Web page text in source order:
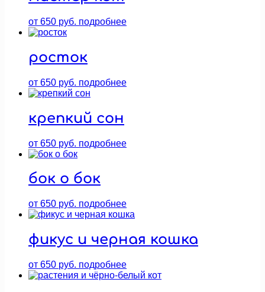
от 650 руб. подробнее
росток
от 650 руб. подробнее
крепкий сон
от 650 руб. подробнее
бок о бок
от 650 руб. подробнее
фикус и черная кошка
от 650 руб. подробнее